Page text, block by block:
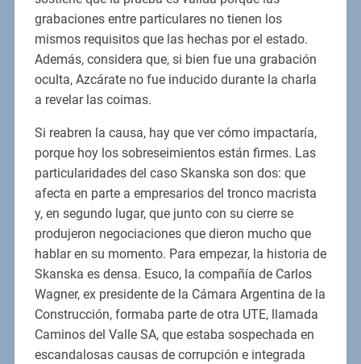
grabaciones entre particulares no tienen los
mismos requisitos que las hechas por el estado.
Además, considera que, si bien fue una grabación
oculta, Azcárate no fue inducido durante la charla
a revelar las coimas.
Si reabren la causa, hay que ver cómo impactaría,
porque hoy los sobreseimientos están firmes. Las
particularidades del caso Skanska son dos: que
afecta en parte a empresarios del tronco macrista
y, en segundo lugar, que junto con su cierre se
produjeron negociaciones que dieron mucho que
hablar en su momento. Para empezar, la historia de
Skanska es densa. Esuco, la compañía de Carlos
Wagner, ex presidente de la Cámara Argentina de la
Construcción, formaba parte de otra UTE, llamada
Caminos del Valle SA, que estaba sospechada en
escandalosas causas de corrupción e integrada